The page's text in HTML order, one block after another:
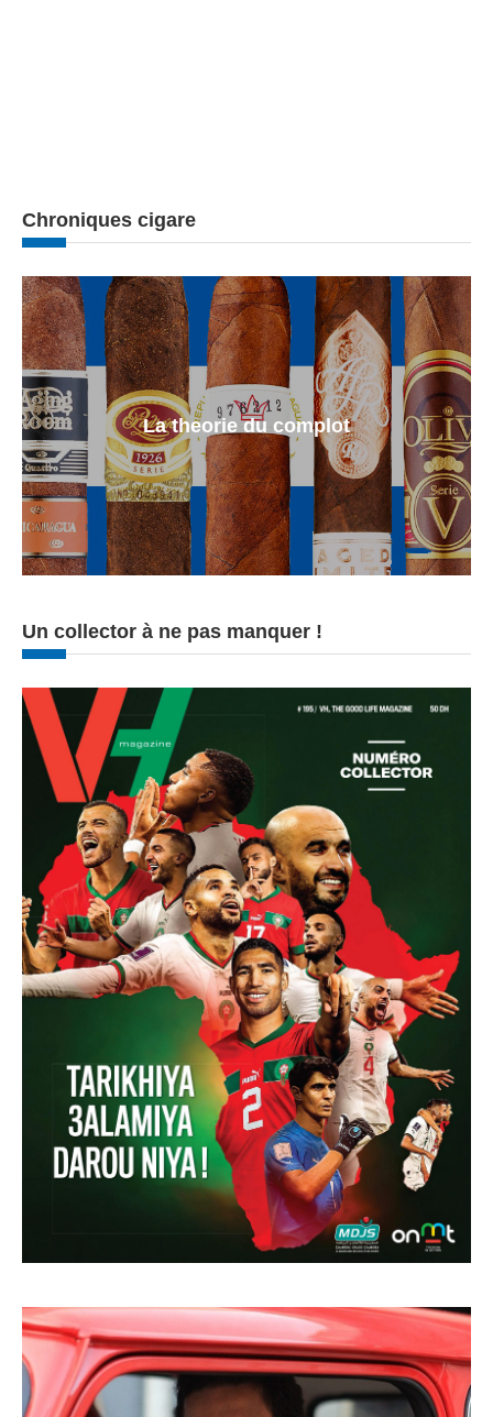
Chroniques cigare
La theorie du complot
Un collector à ne pas manquer !